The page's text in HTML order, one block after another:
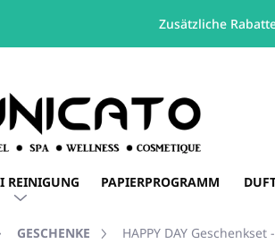
Zusätzliche
REINIGUNG PAPIERPROGRAMM
GESCHENKE HAPPY DAY Geschenkset